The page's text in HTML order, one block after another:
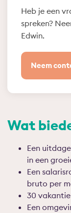
Heb je een
spreken?
Edwin.
Neem
Wat
Een
in een
Een
bruto per
30
Een